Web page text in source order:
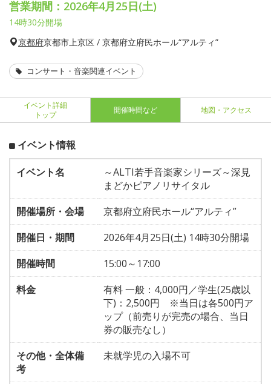
営業期間：2026年4月25日(土)
14時30分開場
京都府京都市上京区 / 京都府立府民ホール“アルティ”
コンサート・音楽関連イベント
イベント詳細
トップ
開催時間など 地図・アクセス
イベント情報
イベント名
～ALTI若手音楽家シリーズ～深見
まどかピアノリサイタル
開催場所・会場
京都府立府民ホール“アルティ”
開催日・期間
2026年4月25日(土) 14時30分開場
開催時間
15:00～17:00
料金
有料 一般：4,000円／学生(25歳以
下)：2,500円 ※当日は各500円ア
ップ（前売りが完売の場合、当日
券の販売なし）
その他・全体備
考
未就学児の入場不可